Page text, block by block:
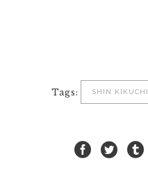
Tags: SHIN KIKUCHI